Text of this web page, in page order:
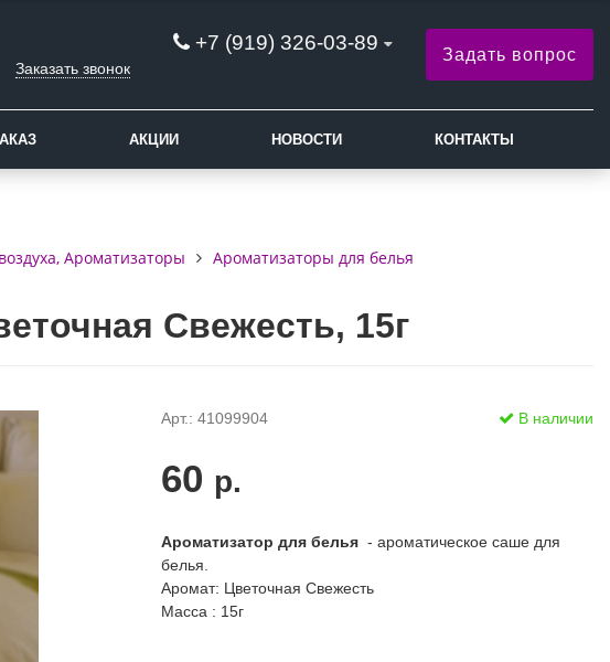
+7 (919) 326-03-89
Заказать звонок
Задать вопрос
АКЦИИ НОВОСТИ КОНТАКТЫ
Ароматизаторы
Ароматизаторы для белья
Свежесть, 15г
Арт.: 41099904 В наличии
60 р.
Ароматизатор для белья - ароматическое саше для
белья.
Аромат: Цветочная Свежесть
Масса : 15г